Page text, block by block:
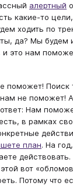
алертный
какие-то
ходить по
да? Мы будем
и это нам
поможет! Поиск
не поможет!
Нам
в рамках
план. На
вот
Потому что